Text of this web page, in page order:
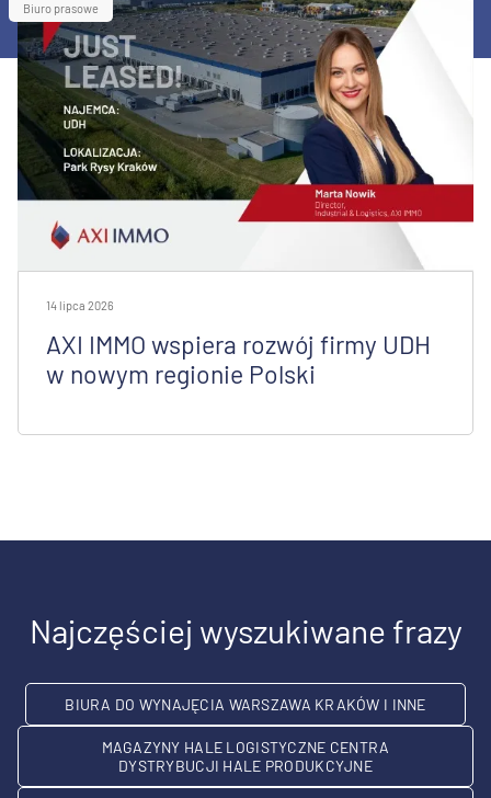
Biuro prasowe
14 lipca 2026
AXI IMMO wspiera rozwój firmy UDH
w nowym regionie Polski
Najczęściej wyszukiwane frazy
BIURA DO WYNAJĘCIA WARSZAWA KRAKÓW I INNE
MAGAZYNY HALE LOGISTYCZNE CENTRA
DYSTRYBUCJI HALE PRODUKCYJNE